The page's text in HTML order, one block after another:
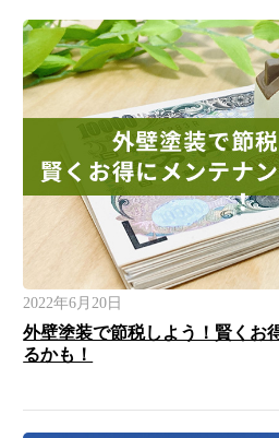
2022年6月20日
外壁塗装で節税しよう！賢くお
るかも！